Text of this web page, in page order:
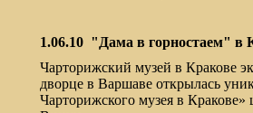
1.06.10 "Дама в горностаем" в
Чарторижский музей в Кракове
дворце в Варшаве открылась
Чарторижского музея в